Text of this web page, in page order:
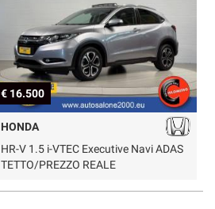
€ 16.500
HONDA
HR-V 1.5 i-VTEC Executive Navi ADAS
TETTO/PREZZO REALE